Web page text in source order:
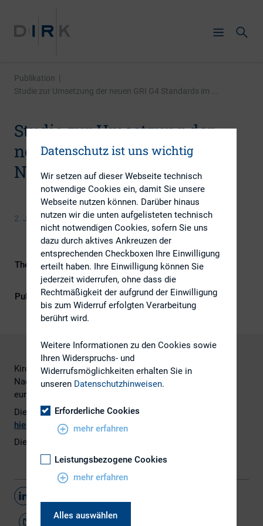
Publikation |
Studie zur Umsetzung der neuen GRI G4 Standards im ...
Studie zur Umsetzung der
neuen GRI G4 Standards im
Nachhaltigkeitsreporting
2. Juni 2014
Themengebiete
Berichterstattung, ESG (inkl.
Nachhaltigkeit & Governance)
Publikationsform
Externe Publikationen
Kirchhoff Consult veröffentlicht erste Studie zur
Nachhaltigkeitskommunikation nach GRI G4 von
europäischen Unternehmen.
Die Pressemitteilung mit ersten Informationen finden Sie
hier.
Die gesamte Studie
Datenschutz ist uns wichtig
Wir setzen auf dieser Webseite technisch
notwendige Cookies ein, damit Sie unsere
Webseite nutzen können. Darüber hinaus
nutzen wir die unten aufgelisteten technisch
nicht notwendigen Cookies, sofern Sie uns
dazu durch aktives Ankreuzen der
entsprechenden Checkboxen Ihre Einwilligung
erteilt haben. Ihre Einwilligung können Sie
jederzeit widerrufen, ohne dass die
Rechtmäßigkeit der aufgrund der Einwilligung
bis zum Widerruf erfolgten Verarbeitung
berührt wird.
Weitere Informationen zu den Cookies sowie
Ihren Widerspruchs- und
Widerrufsmöglichkeiten erhalten Sie in
unseren Datenschutzhinweisen.
Erforderliche Cookies
mehr erfahren
Leistungsbezogene Cookies
mehr erfahren
Alles auswählen